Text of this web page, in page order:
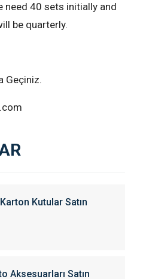
need 40 sets initially and
be quarterly.
Geçiniz.
Kutular Satın
Aksesuarları Satın